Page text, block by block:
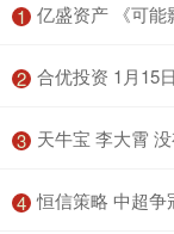
1 亿盛资产 《可能影响未成
2 合优投资 1月15
3 天牛宝 李大霄
4 恒信策略 中超争